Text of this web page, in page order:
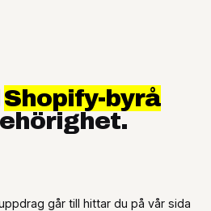
Shopify-byrå
går till hittar du på vår sida